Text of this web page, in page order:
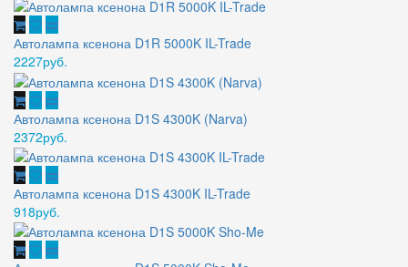
Автолампа ксенона D1R 5000K IL-Trade
2227руб.
Автолампа ксенона D1S 4300K (Narva)
2372руб.
Автолампа ксенона D1S 4300K IL-Trade
918руб.